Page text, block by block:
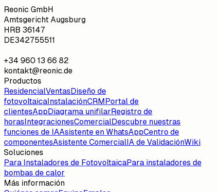
Reonic GmbH
Amtsgericht Augsburg
HRB 36147
DE342755511
+34 960 13 66 82
kontakt@reonic.de
Productos
ResidencialVentasDiseño de
fotovoltaicaInstalaciónCRMPortal de
clientesAppDiagrama unifilarRegistro de
horasIntegracionesComercialDescubre nuestras
funciones de IAAsistente en WhatsAppCentro de
componentesAsistente ComercialIA de ValidaciónWiki
Soluciones
Para Instaladores de FotovoltaicaPara instaladores de
bombas de calor
Más información